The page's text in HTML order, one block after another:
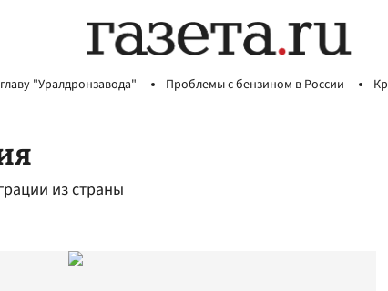
"Уралдронзавода" Проблемы с бензином в России
из страны